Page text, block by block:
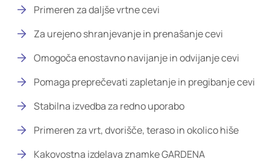
Primeren za daljše vrtne cevi
Za urejeno shranjevanje in prenašanje cevi
Omogoča enostavno navijanje in odvijanje cevi
Pomaga preprečevati zapletanje in pregibanje cevi
Stabilna izvedba za redno uporabo
Primeren za vrt, dvorišče, teraso in okolico hiše
Kakovostna izdelava znamke GARDENA